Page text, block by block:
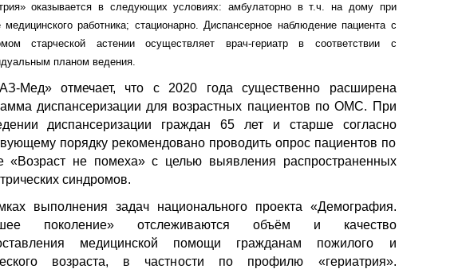
оказывается в следующих условиях: амбулаторно в т.ч. на дому при
медицинского работника; стационарно. Диспансерное наблюдение пациента с
старческой астении осуществляет врач-гериатр в соответствии с
планом ведения.
Мед» отмечает, что с 2020 года существенно расширена
диспансеризации для возрастных пациентов по ОМС. При
диспансеризации граждан 65 лет и старше согласно
порядку рекомендовано проводить опрос пациентов по
«Возраст не помеха» с целью выявления распространенных
синдромов.
выполнения задач национального проекта «Демография.
поколение» отслеживаются объём и качество
медицинской помощи гражданам пожилого и
возраста, в частности по профилю «гериатрия».